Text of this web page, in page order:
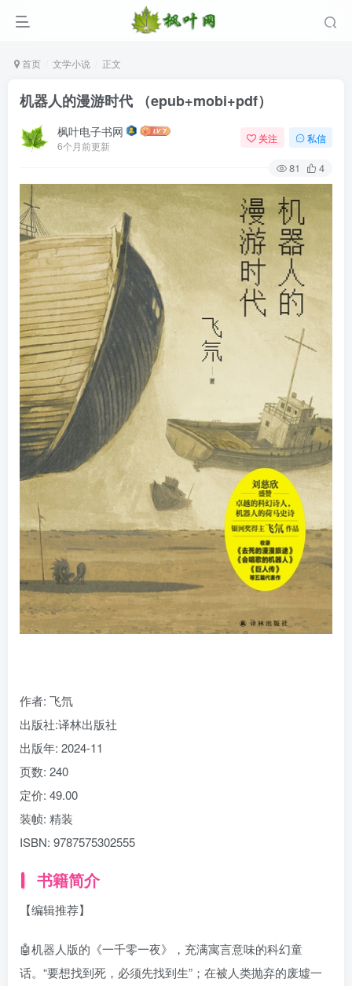
首页 文学小说 正文
机器人的漫游时代 （epub+mobi+pdf）
枫叶电子书网
6个月前更新
关注 私信
81 4
作者: 飞氘
出版社:译林出版社
出版年: 2024-11
页数: 240
定价: 49.00
装帧: 精装
ISBN: 9787575302555
书籍简介
【编辑推荐】
🤖机器人版的《一千零一夜》，充满寓言意味的科幻童
话。“要想找到死，必须先找到生”；在被人类抛弃的废墟一
登录
没有账号？立即注册
用户名/手机号/邮箱
登录密码
记住登录 找回密码
社交账号登录